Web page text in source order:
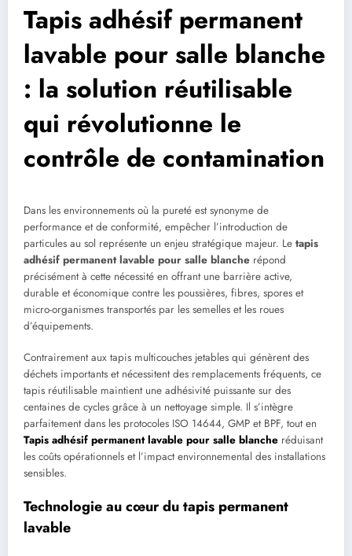
Tapis adhésif permanent
lavable pour salle blanche
: la solution réutilisable
qui révolutionne le
contrôle de contamination
Dans les environnements où la pureté est synonyme de
performance et de conformité, empêcher l’introduction de
particules au sol représente un enjeu stratégique majeur. Le tapis
adhésif permanent lavable pour salle blanche répond
précisément à cette nécessité en offrant une barrière active,
durable et économique contre les poussières, fibres, spores et
micro-organismes transportés par les semelles et les roues
d’équipements.
Contrairement aux tapis multicouches jetables qui génèrent des
déchets importants et nécessitent des remplacements fréquents, ce
tapis réutilisable maintient une adhésivité puissante sur des
centaines de cycles grâce à un nettoyage simple. Il s’intègre
parfaitement dans les protocoles ISO 14644, GMP et BPF, tout en
Tapis adhésif permanent lavable pour salle blanche réduisant
les coûts opérationnels et l’impact environnemental des installations
sensibles.
Technologie au cœur du tapis permanent
lavable